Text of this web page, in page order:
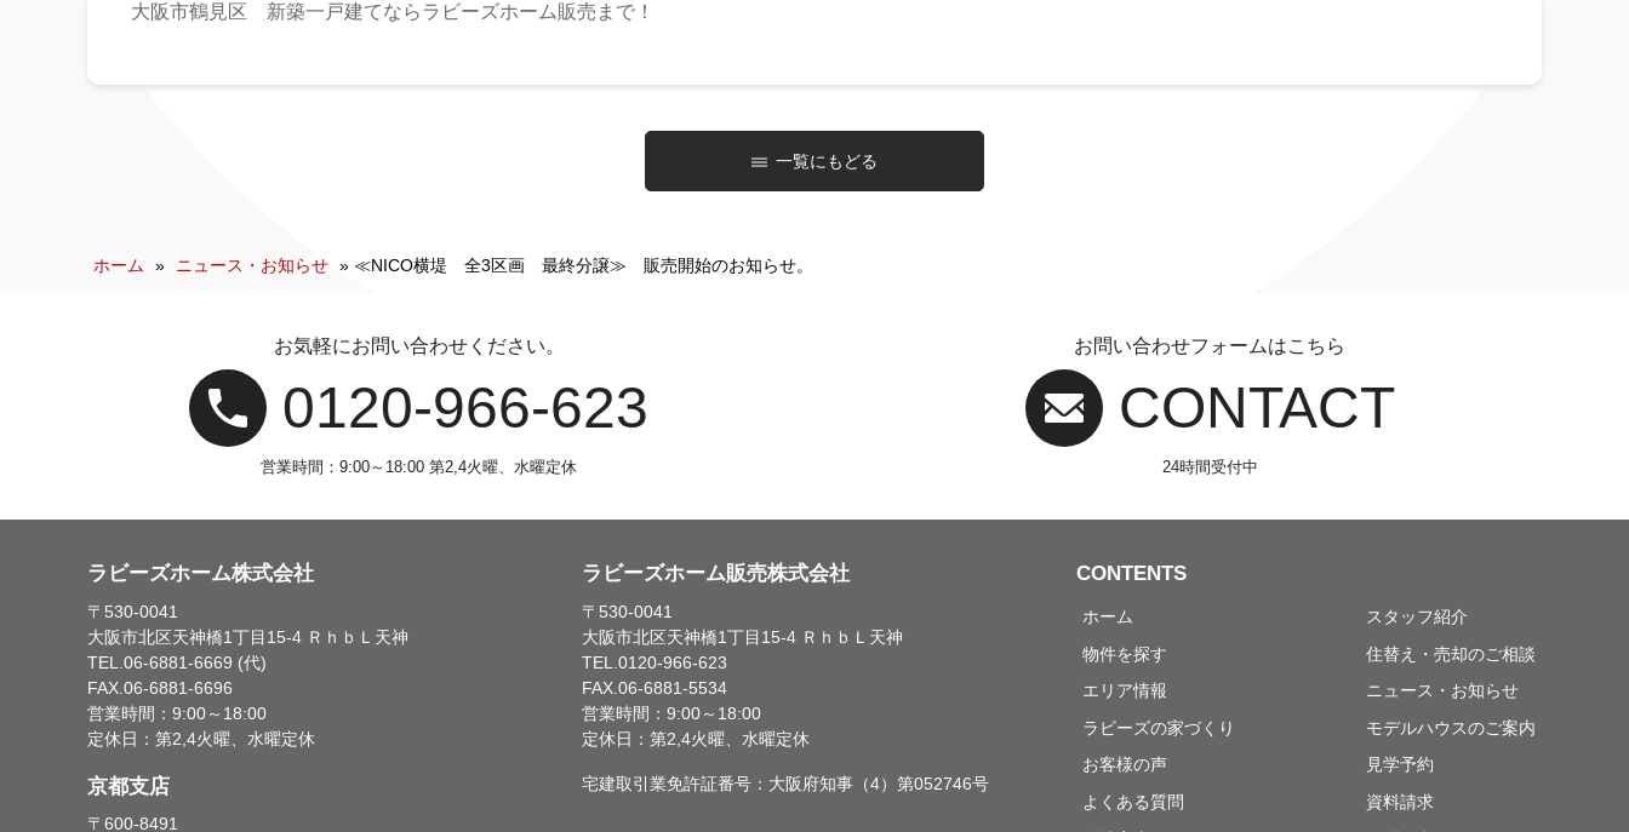
大阪市鶴見区 新築一戸建てならラビーズホーム販売まで！
一覧にもどる
ホーム » ニュース・お知らせ » ≪NICO横堤 全3区画 最終分譲≫ 販売開始のお知らせ。
お気軽にお問い合わせください。
0120‐966‐623
営業時間：9:00～18:00 第2,4火曜、水曜定休
お問い合わせフォームはこちら
CONTACT
24時間受付中
ラビーズホーム株式会社
〒530-0041
大阪市北区天神橋1丁目15-4 ＲｈｂＬ天神
TEL.06-6881-6669 (代)
FAX.06-6881-6696
営業時間：9:00～18:00
定休日：第2,4火曜、水曜定休
京都支店
〒600-8491
ラビーズホーム販売株式会社
〒530-0041
大阪市北区天神橋1丁目15-4 ＲｈｂＬ天神
TEL.0120-966-623
FAX.06-6881-5534
営業時間：9:00～18:00
定休日：第2,4火曜、水曜定休
宅建取引業免許証番号：大阪府知事（4）第052746号
CONTENTS
ホーム
物件を探す
エリア情報
ラビーズの家づくり
お客様の声
よくある質問
スタッフ紹介
住替え・売却のご相談
ニュース・お知らせ
モデルハウスのご案内
見学予約
資料請求